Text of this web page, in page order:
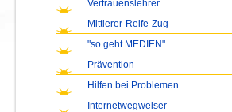
Vertrauenslehrer
Mittlerer-Reife-Zug
"so geht MEDIEN"
Prävention
Hilfen bei Problemen
Internetwegweiser